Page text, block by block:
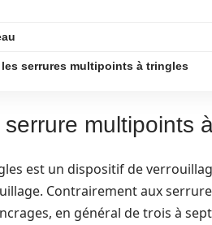
serrures multipoints à tringles
serrure multipoints
est un dispositif de
Contrairement aux
en général de trois à